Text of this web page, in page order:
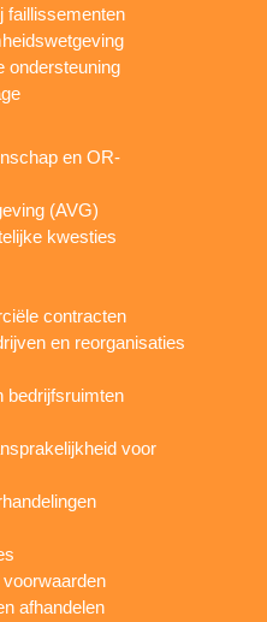
faillissementen
ondersteuning
en OR-
(AVG)
kwesties
contracten
en reorganisaties
bedrijfsruimten
voor
afhandelen